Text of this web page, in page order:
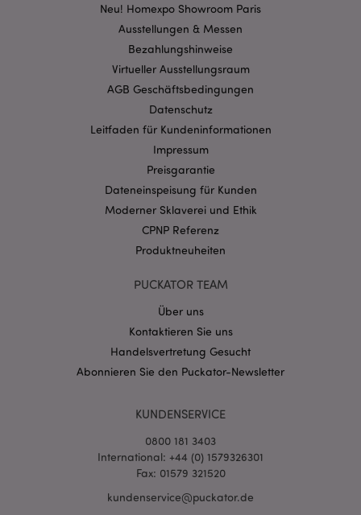
Neu! Homexpo Showroom Paris
Ausstellungen & Messen
Bezahlungshinweise
Virtueller Ausstellungsraum
AGB Geschäftsbedingungen
Datenschutz
Leitfaden für Kundeninformationen
Impressum
Preisgarantie
Dateneinspeisung für Kunden
Moderner Sklaverei und Ethik
CPNP Referenz
Produktneuheiten
PUCKATOR TEAM
Über uns
Kontaktieren Sie uns
Handelsvertretung Gesucht
Abonnieren Sie den Puckator-Newsletter
KUNDENSERVICE
0800 181 3403
International: +44 (0) 1579326301
Fax: 01579 321520
kundenservice@puckator.de
Unbedingt notwendige
Leistungs
Ausrichten
Funktions
Streng-notwendige-Cookies ermöglichen
Kernfunktionen der Website wie die
Benutzeranmeldung und die Kontoverwaltung.
Ohne unbedingt notwendige cookies kann die
.puckator.de
mage-cache-storage-section-
Datenschutzbestimmungen von Google